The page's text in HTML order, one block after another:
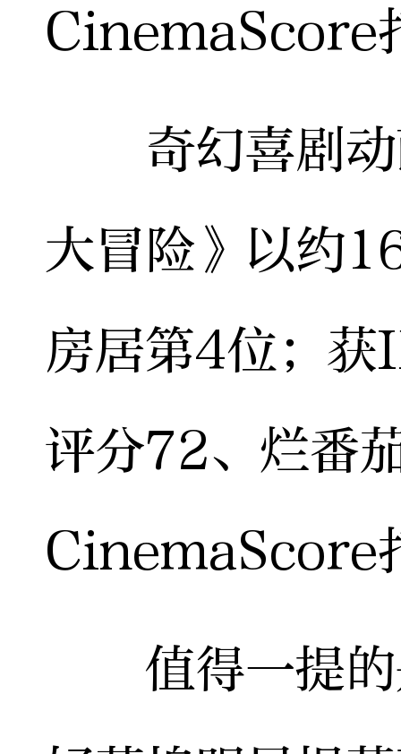
CinemaScore
奇幻喜剧动
大冒险》以约
房居第4位；
评分72、烂番
CinemaScore
值得一提的